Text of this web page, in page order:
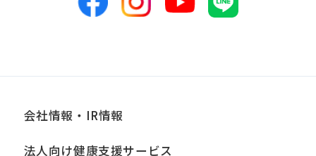
会社情報・IR情報
法人向け健康支援サービス